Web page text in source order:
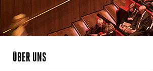
ÜBER UNS